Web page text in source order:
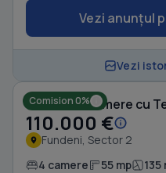
Vezi anunțul
Vezi
Comision 0%
Casă cu 4 camere cu
110.000 €
Fundeni, Sector 2
4 camere 55 mp